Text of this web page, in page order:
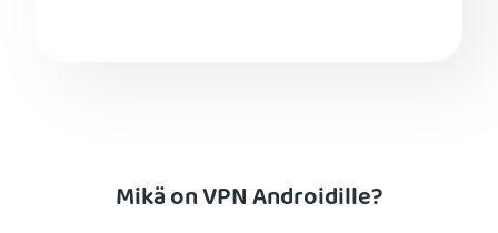
Mikä on VPN Androidille?